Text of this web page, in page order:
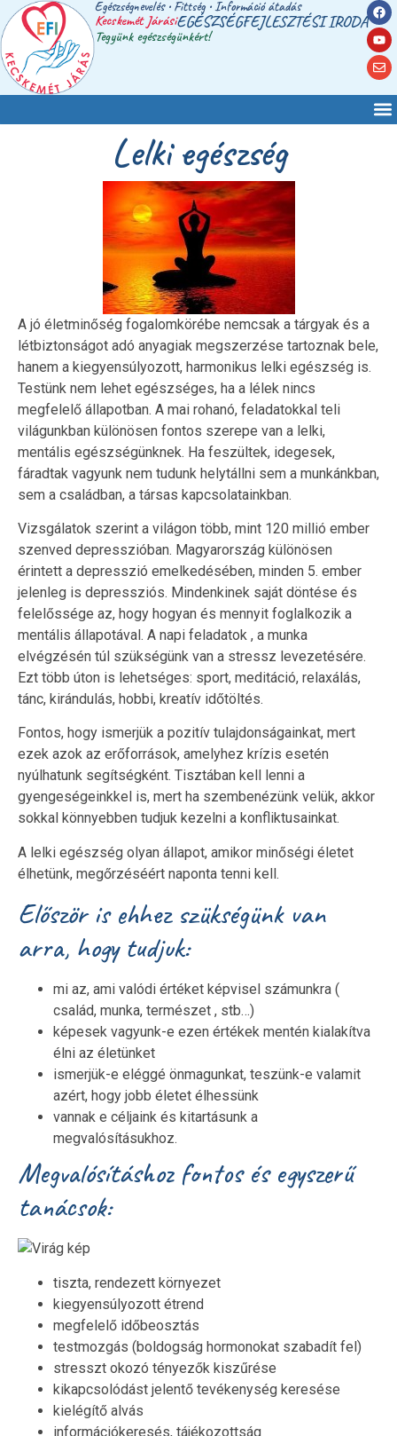
Egészségnevelés • Fittség • Információ átadás
Kecskemét JárásiEGÉSZSÉGFEJLESZTÉSI IRODA
Tegyünk egészségünkért!
Lelki egészség
A jó életminőség fogalomkörébe nemcsak a tárgyak és a
létbiztonságot adó anyagiak megszerzése tartoznak bele,
hanem a kiegyensúlyozott, harmonikus lelki egészség is.
Testünk nem lehet egészséges, ha a lélek nincs
megfelelő állapotban. A mai rohanó, feladatokkal teli
világunkban különösen fontos szerepe van a lelki,
mentális egészségünknek. Ha feszültek, idegesek,
fáradtak vagyunk nem tudunk helytállni sem a munkánkban,
sem a családban, a társas kapcsolatainkban.
Vizsgálatok szerint a világon több, mint 120 millió ember
szenved depresszióban. Magyarország különösen
érintett a depresszió emelkedésében, minden 5. ember
jelenleg is depressziós. Mindenkinek saját döntése és
felelőssége az, hogy hogyan és mennyit foglalkozik a
mentális állapotával. A napi feladatok , a munka
elvégzésén túl szükségünk van a stressz levezetésére.
Ezt több úton is lehetséges: sport, meditáció, relaxálás,
tánc, kirándulás, hobbi, kreatív időtöltés.
Fontos, hogy ismerjük a pozitív tulajdonságainkat, mert
ezek azok az erőforrások, amelyhez krízis esetén
nyúlhatunk segítségként. Tisztában kell lenni a
gyengeségeinkkel is, mert ha szembenézünk velük, akkor
sokkal könnyebben tudjuk kezelni a konfliktusainkat.
A lelki egészség olyan állapot, amikor minőségi életet
élhetünk, megőrzéséért naponta tenni kell.
Először is ehhez szükségünk van
arra, hogy tudjuk:
mi az, ami valódi értéket képvisel számunkra (
család, munka, természet , stb…)
képesek vagyunk-e ezen értékek mentén kialakítva
élni az életünket
ismerjük-e eléggé önmagunkat, teszünk-e valamit
azért, hogy jobb életet élhessünk
vannak e céljaink és kitartásunk a
megvalósításukhoz.
Megvalósításhoz fontos és egyszerű
tanácsok:
tiszta, rendezett környezet
kiegyensúlyozott étrend
megfelelő időbeosztás
testmozgás (boldogság hormonokat szabadít fel)
stresszt okozó tényezők kiszűrése
kikapcsolódást jelentő tevékenység keresése
kielégítő alvás
információkeresés, tájékozottság